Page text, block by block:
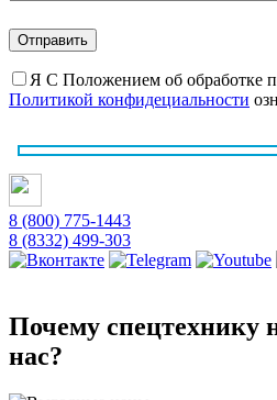
Я С Положением об обработке
Политикой конфидециальности
8 (800) 775-1443
8 (8332) 499-303
Почему спецтехнику
нас?